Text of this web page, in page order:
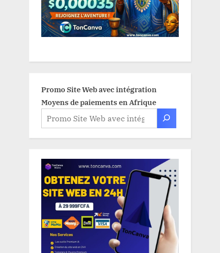
Promo Site Web avec intégration
Moyens de paiements en Afrique